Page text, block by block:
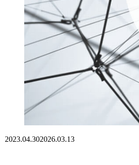
2023.04.302026.03.13